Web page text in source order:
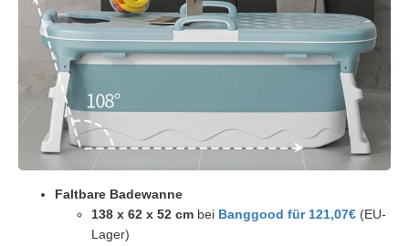
Faltbare Badewanne
138 x 62 x 52 cm bei Banggood für 121,07€ (EU-
Lager)